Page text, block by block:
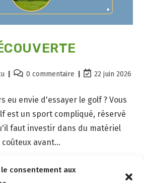
le consentement aux
0 commentaire 22 juin 2026
eu envie d'essayer le golf ? Vous
est un sport compliqué, réservé
faut investir dans du matériel
coûteux avant…
La Lecture